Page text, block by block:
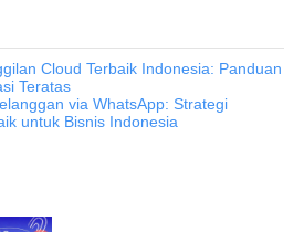
Cloud Terbaik Indonesia: Panduan
Teratas
via WhatsApp: Strategi
untuk Bisnis Indonesia